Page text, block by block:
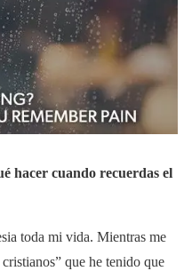
hacer cuando recuerdas el
toda mi vida. Mientras me
que he tenido que